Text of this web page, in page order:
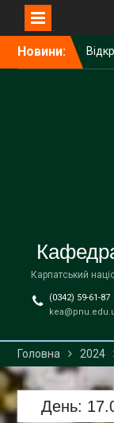
Новини:
–
за
!
Кафедра
Карпатський
(0342) 59-61-87
Головна 2024
День: